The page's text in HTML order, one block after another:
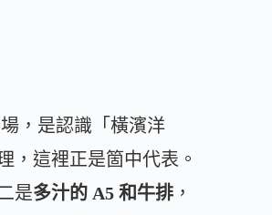
，是認識「橫濱洋
，這裡正是箇中代表。
是多汁的 A5 和牛排 ，